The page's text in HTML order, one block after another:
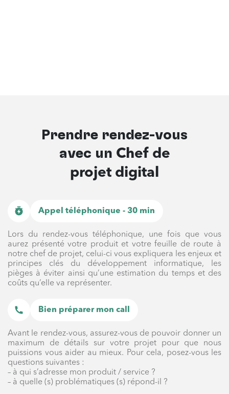
Prendre rendez-vous
avec un Chef de
projet digital
Appel téléphonique - 30 min
Lors du rendez-vous téléphonique, une fois que vous
aurez présenté votre produit et votre feuille de route à
notre chef de projet, celui-ci vous expliquera les enjeux et
principes clés du développement informatique, les
pièges à éviter ainsi qu’une estimation du temps et des
coûts qu’elle va représenter.
Bien préparer mon call
Avant le rendez-vous, assurez-vous de pouvoir donner un
maximum de détails sur votre projet pour que nous
puissions vous aider au mieux. Pour cela, posez-vous les
questions suivantes :
– à qui s’adresse mon produit / service ?
– à quelle (s) problématiques (s) répond-il ?